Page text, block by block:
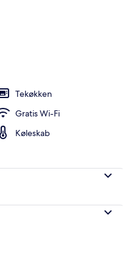
Tekøkken
Gratis Wi-Fi
Køleskab